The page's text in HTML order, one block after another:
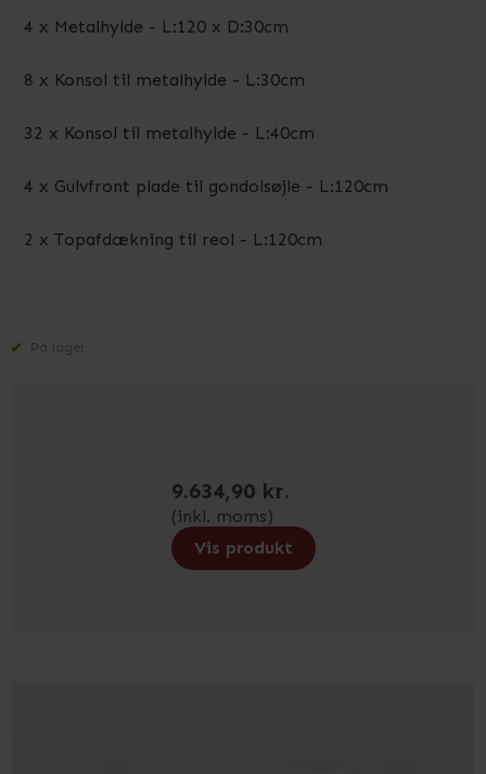
4 x Metalhylde - L:120 x D:30cm
8 x Konsol til metalhylde - L:30cm
32 x Konsol til metalhylde - L:40cm
4 x Gulvfront plade til gondolsøjle - L:120cm
2 x Topafdækning til reol - L:120cm
På lager
9.634,90 kr.
(inkl. moms)
Vis produkt